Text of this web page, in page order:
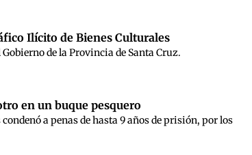
Ilícito de Bienes Culturales
de la Provincia de Santa Cruz.
en un buque pesquero
a penas de hasta 9 años de prisión, por los